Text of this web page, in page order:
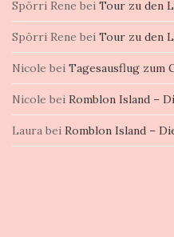
Spörri Rene bei Tour zu den
Spörri Rene bei Tour zu den
Nicole bei Tagesausflug zum
Nicole bei Romblon Island –
Laura bei Romblon Island –